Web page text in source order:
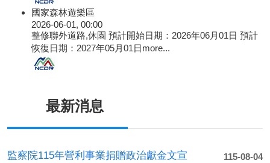
國家森林遊樂區
2026-06-01, 00:00
整修聯外道路,休園 預計開始日期：2026年06月01日 預計
恢復日期：2027年05月01日more...
最新消息
115-08-04
監察院115年營利事業捐贈政治獻金文宣